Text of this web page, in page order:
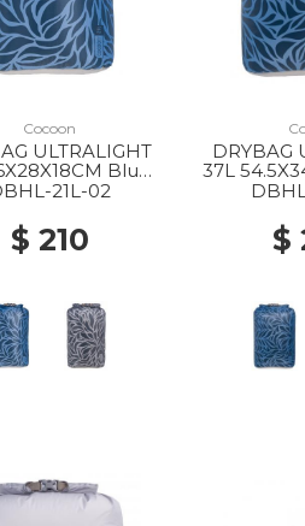
Cocoon
ULTRALIGHT
Blue
leaves21L-02
$ 210
DRYBAG
37L
$